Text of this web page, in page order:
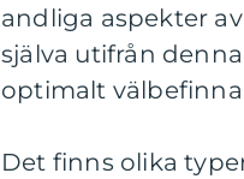
andliga aspekter
själva utifrån
optimalt
Det finns olika